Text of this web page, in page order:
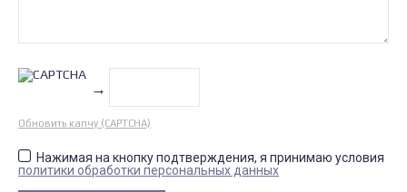
→
Обновить капчу (CAPTCHA)
Нажимая на кнопку подтверждения, я принимаю условия
политики обработки персональных данных